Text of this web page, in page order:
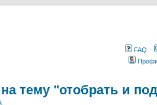
FAQ
тему "отобрать и